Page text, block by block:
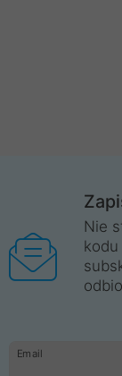
Nie
Email